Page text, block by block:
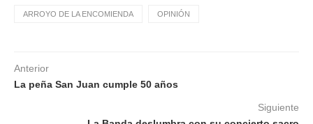
ARROYO DE LA ENCOMIENDA OPINIÓN
Anterior
La peña San Juan cumple 50 años
Siguiente